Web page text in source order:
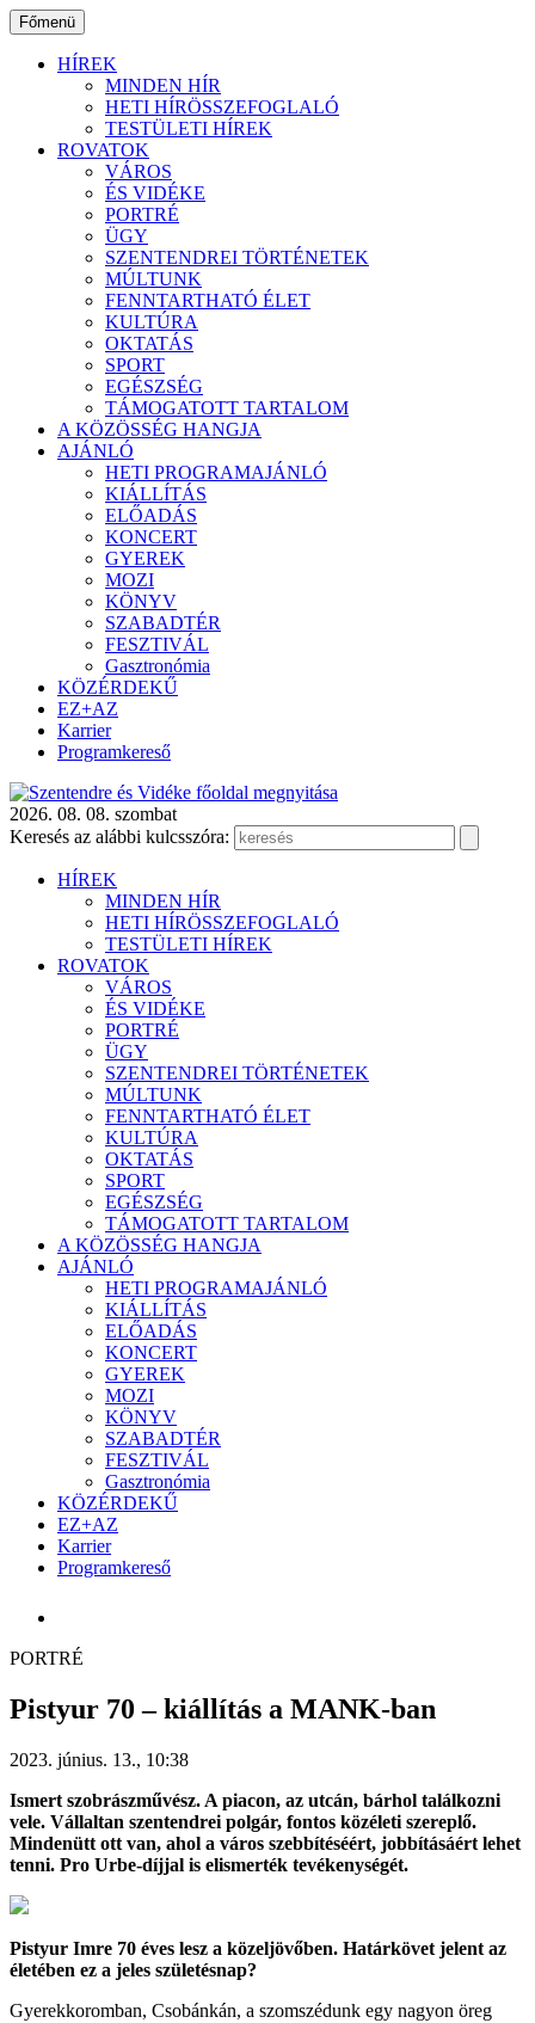
Ugrás
a
tartalomhoz
Főmenü
HÍREK
MINDEN HÍR
HETI HÍRÖSSZEFOGLALÓ
TESTÜLETI HÍREK
ROVATOK
VÁROS
ÉS VIDÉKE
PORTRÉ
ÜGY
SZENTENDREI TÖRTÉNETEK
MÚLTUNK
FENNTARTHATÓ ÉLET
KULTÚRA
OKTATÁS
SPORT
EGÉSZSÉG
TÁMOGATOTT TARTALOM
A KÖZÖSSÉG HANGJA
AJÁNLÓ
HETI PROGRAMAJÁNLÓ
KIÁLLÍTÁS
ELŐADÁS
KONCERT
GYEREK
MOZI
KÖNYV
SZABADTÉR
FESZTIVÁL
Gasztronómia
KÖZÉRDEKŰ
EZ+AZ
Karrier
Programkereső
2026. 08. 08. szombat
Keresés az alábbi kulcsszóra:
HÍREK
MINDEN HÍR
HETI HÍRÖSSZEFOGLALÓ
TESTÜLETI HÍREK
ROVATOK
VÁROS
ÉS VIDÉKE
PORTRÉ
ÜGY
SZENTENDREI TÖRTÉNETEK
MÚLTUNK
FENNTARTHATÓ ÉLET
KULTÚRA
OKTATÁS
SPORT
EGÉSZSÉG
TÁMOGATOTT TARTALOM
A KÖZÖSSÉG HANGJA
AJÁNLÓ
HETI PROGRAMAJÁNLÓ
KIÁLLÍTÁS
ELŐADÁS
KONCERT
GYEREK
MOZI
KÖNYV
SZABADTÉR
FESZTIVÁL
Gasztronómia
KÖZÉRDEKŰ
EZ+AZ
Karrier
Programkereső
PORTRÉ
Pistyur 70 – kiállítás a MANK-ban
2023. június. 13., 10:38
Ismert szobrászművész. A piacon, az utcán, bárhol találkozni
vele. Vállaltan szentendrei polgár, fontos közéleti szereplő.
Mindenütt ott van, ahol a város szebbítéséért, jobbításáért lehet
tenni. Pro Urbe-díjjal is elismerték tevékenységét.
Pistyur Imre 70 éves lesz a közeljövőben. Határkövet jelent az
életében ez a jeles születésnap?
Gyerekkoromban, Csobánkán, a szomszédunk egy nagyon öreg